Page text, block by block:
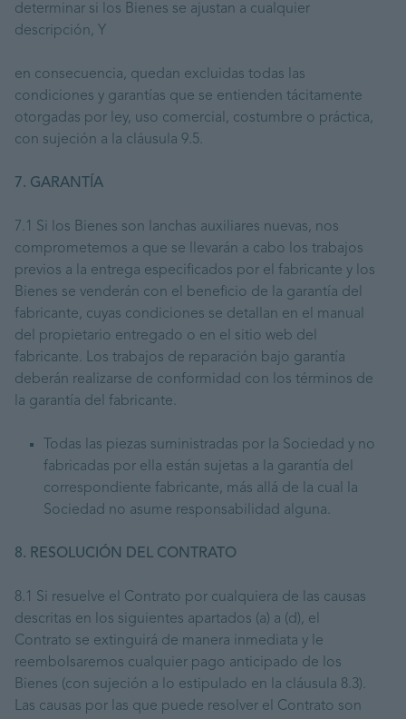
determinar si los Bienes se ajustan a cualquier
descripción, Y
en consecuencia, quedan excluidas todas las
condiciones y garantías que se entienden tácitamente
otorgadas por ley, uso comercial, costumbre o práctica,
con sujeción a la cláusula 9.5.
7. GARANTÍA
7.1 Si los Bienes son lanchas auxiliares nuevas, nos
comprometemos a que se llevarán a cabo los trabajos
previos a la entrega especificados por el fabricante y los
Bienes se venderán con el beneficio de la garantía del
fabricante, cuyas condiciones se detallan en el manual
del propietario entregado o en el sitio web del
fabricante. Los trabajos de reparación bajo garantía
deberán realizarse de conformidad con los términos de
la garantía del fabricante.
Todas las piezas suministradas por la Sociedad y no
fabricadas por ella están sujetas a la garantía del
correspondiente fabricante, más allá de la cual la
Sociedad no asume responsabilidad alguna.
8. RESOLUCIÓN DEL CONTRATO
8.1 Si resuelve el Contrato por cualquiera de las causas
descritas en los siguientes apartados (a) a (d), el
Contrato se extinguirá de manera inmediata y le
reembolsaremos cualquier pago anticipado de los
Bienes (con sujeción a lo estipulado en la cláusula 8.3).
Las causas por las que puede resolver el Contrato son